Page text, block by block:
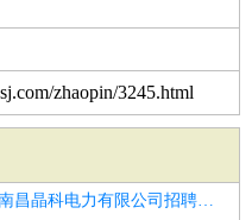
zhaopin/3245.html
南昌晶科电力有限公司招聘西丰仓管操作工